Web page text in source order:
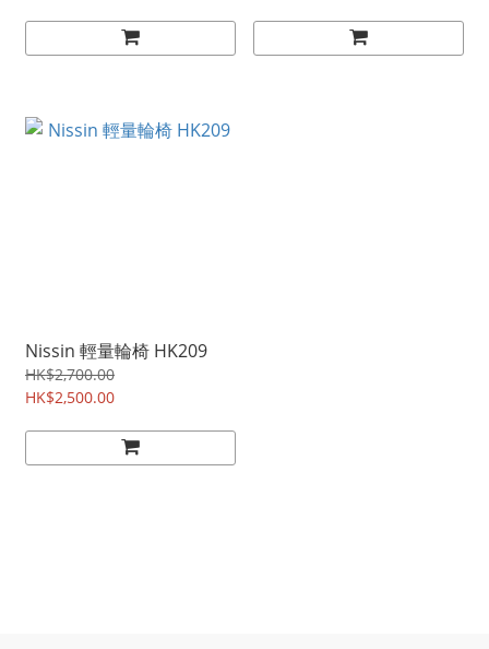
Nissin 輕量輪椅 HK209
HK$2,700.00
HK$2,500.00